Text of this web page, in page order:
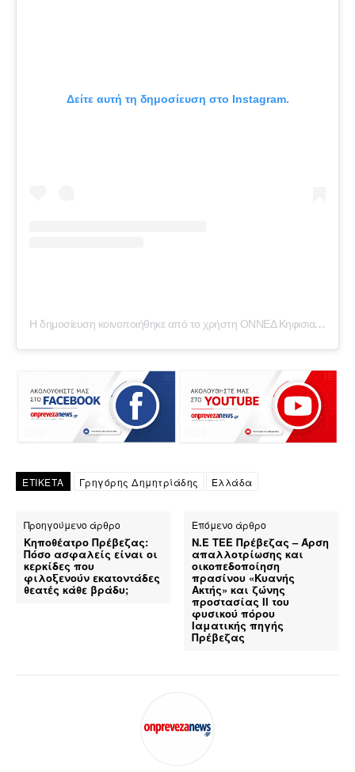
Δείτε αυτή τη δημοσίευση στο Instagram.
Η δημοσίευση κοινοποιήθηκε από το χρήστη ΟΝΝΕΔ Κηφισιας (@onned_kifisias)
ΕΤΙΚΕΤΑ Γρηγόρης Δημητρίάδης Ελλάδα
Προηγούμενο άρθρο
Κηποθέατρο Πρέβεζας:
Πόσο ασφαλείς είναι οι
κερκίδες που
φιλοξενούν εκατοντάδες
θεατές κάθε βράδυ;
Επόμενο άρθρο
Ν.Ε ΤΕΕ Πρέβεζας – Άρση
απαλλοτρίωσης και
οικοπεδοποίηση
πρασίνου «Κυανής
Ακτής» και ζώνης
προστασίας ΙΙ του
φυσικού πόρου
Ιαματικής πηγής
Πρέβεζας